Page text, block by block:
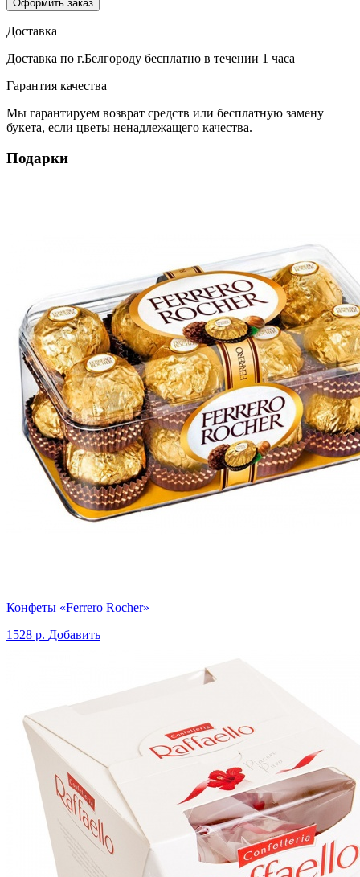
Оформить заказ
Доставка
Доставка по г.Белгороду бесплатно в течении 1 часа
Гарантия качества
Мы гарантируем возврат средств или бесплатную замену
букета, если цветы ненадлежащего качества.
Подарки
Конфеты «Ferrero Rocher»
1528 р. Добавить